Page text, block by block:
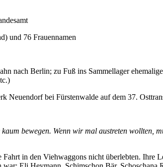
und 76 Frauennamen
nach Berlin; zu Fuß ins Sammellager
Neuendorf bei Fürstenwalde auf dem 37.
bewegen. Wenn wir mal austreten wollten,
in den Viehwaggons nicht überlebten. Ihre